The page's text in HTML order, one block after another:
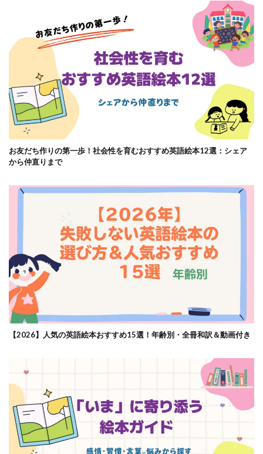
お友だち作りの第一歩！社会性を育むおすすめ英語絵本12選：シェア
から仲直りまで
【2026】人気の英語絵本おすすめ15選！年齢別・全冊和訳＆動画付き